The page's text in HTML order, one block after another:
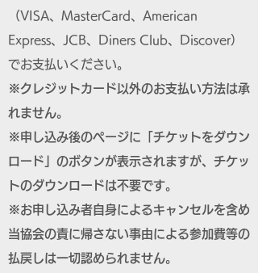
（VISA、MasterCard、American
Express、JCB、Diners Club、Discover）
でお支払いください。
※クレジットカード以外のお支払い方法は承
れません。
※申し込み後のページに「チケットをダウン
ロード」のボタンが表示されますが、チケッ
トのダウンロードは不要です。
※お申し込み者自身によるキャンセルを含め
当協会の責に帰さない事由による参加費等の
払戻しは一切認められません。